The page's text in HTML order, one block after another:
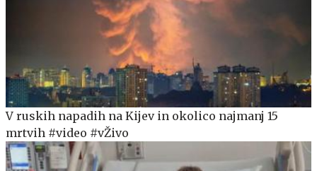
V ruskih napadih na Kijev in okolico najmanj 15
mrtvih #video #vŽivo